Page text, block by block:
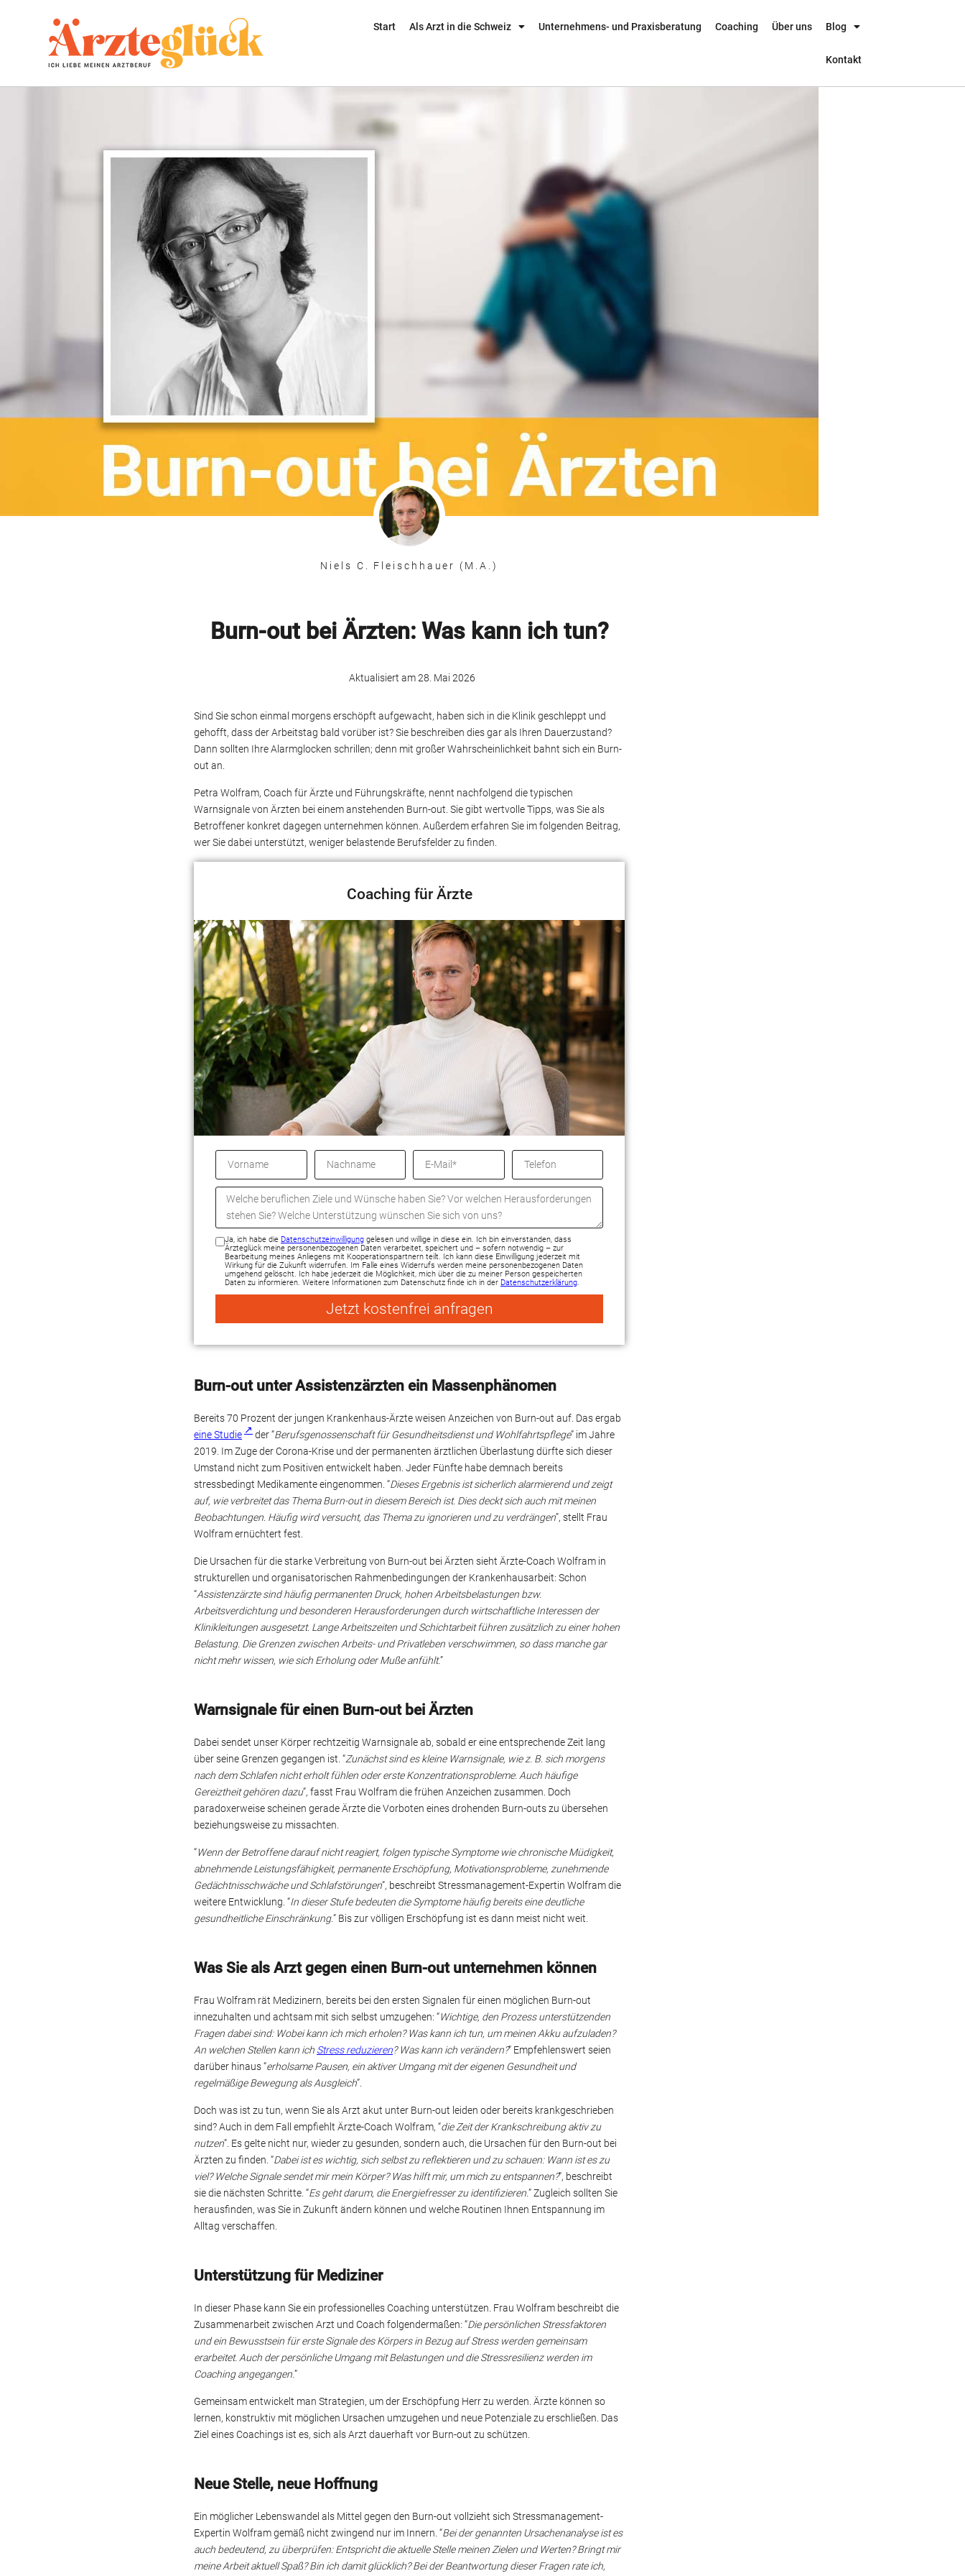
Start Als Arzt in die Schweiz Unternehmens- und Praxisberatung Coaching Über uns Blog
Kontakt
Niels C. Fleischhauer (M.A.)
Burn-out bei Ärzten: Was kann ich tun?
Aktualisiert am 28. Mai 2026
Sind Sie schon einmal morgens erschöpft aufgewacht, haben sich in die Klinik geschleppt und
gehofft, dass der Arbeitstag bald vorüber ist? Sie beschreiben dies gar als Ihren Dauerzustand?
Dann sollten Ihre Alarmglocken schrillen; denn mit großer Wahrscheinlichkeit bahnt sich ein Burn-
out an.
Petra Wolfram, Coach für Ärzte und Führungskräfte, nennt nachfolgend die typischen
Warnsignale von Ärzten bei einem anstehenden Burn-out. Sie gibt wertvolle Tipps, was Sie als
Betroffener konkret dagegen unternehmen können. Außerdem erfahren Sie im folgenden Beitrag,
wer Sie dabei unterstützt, weniger belastende Berufsfelder zu finden.
Coaching für Ärzte
Ja, ich habe die Datenschutzeinwilligung gelesen und willige in diese ein. Ich bin einverstanden, dass
Ärzteglück meine personenbezogenen Daten verarbeitet, speichert und – sofern notwendig – zur
Bearbeitung meines Anliegens mit Kooperationspartnern teilt. Ich kann diese Einwilligung jederzeit mit
Wirkung für die Zukunft widerrufen. Im Falle eines Widerrufs werden meine personenbezogenen Daten
umgehend gelöscht. Ich habe jederzeit die Möglichkeit, mich über die zu meiner Person gespeicherten
Daten zu informieren. Weitere Informationen zum Datenschutz finde ich in der Datenschutzerklärung.
Jetzt kostenfrei anfragen
Burn-out unter Assistenzärzten ein Massenphänomen
Bereits 70 Prozent der jungen Krankenhaus-Ärzte weisen Anzeichen von Burn-out auf. Das ergab
eine Studie
der “Berufsgenossenschaft für Gesundheitsdienst und Wohlfahrtspflege” im Jahre
2019. Im Zuge der Corona-Krise und der permanenten ärztlichen Überlastung dürfte sich dieser
Umstand nicht zum Positiven entwickelt haben. Jeder Fünfte habe demnach bereits
stressbedingt Medikamente eingenommen. “Dieses Ergebnis ist sicherlich alarmierend und zeigt
auf, wie verbreitet das Thema Burn-out in diesem Bereich ist. Dies deckt sich auch mit meinen
Beobachtungen. Häufig wird versucht, das Thema zu ignorieren und zu verdrängen”, stellt Frau
Wolfram ernüchtert fest.
Die Ursachen für die starke Verbreitung von Burn-out bei Ärzten sieht Ärzte-Coach Wolfram in
strukturellen und organisatorischen Rahmenbedingungen der Krankenhausarbeit: Schon
“Assistenzärzte sind häufig permanenten Druck, hohen Arbeitsbelastungen bzw.
Arbeitsverdichtung und besonderen Herausforderungen durch wirtschaftliche Interessen der
Klinikleitungen ausgesetzt. Lange Arbeitszeiten und Schichtarbeit führen zusätzlich zu einer hohen
Belastung. Die Grenzen zwischen Arbeits- und Privatleben verschwimmen, so dass manche gar
nicht mehr wissen, wie sich Erholung oder Muße anfühlt.”
Warnsignale für einen Burn-out bei Ärzten
Dabei sendet unser Körper rechtzeitig Warnsignale ab, sobald er eine entsprechende Zeit lang
über seine Grenzen gegangen ist. “Zunächst sind es kleine Warnsignale, wie z. B. sich morgens
nach dem Schlafen nicht erholt fühlen oder erste Konzentrationsprobleme. Auch häufige
Gereiztheit gehören dazu”, fasst Frau Wolfram die frühen Anzeichen zusammen. Doch
paradoxerweise scheinen gerade Ärzte die Vorboten eines drohenden Burn-outs zu übersehen
beziehungsweise zu missachten.
“Wenn der Betroffene darauf nicht reagiert, folgen typische Symptome wie chronische Müdigkeit,
abnehmende Leistungsfähigkeit, permanente Erschöpfung, Motivationsprobleme, zunehmende
Gedächtnisschwäche und Schlafstörungen”, beschreibt Stressmanagement-Expertin Wolfram die
weitere Entwicklung. “In dieser Stufe bedeuten die Symptome häufig bereits eine deutliche
gesundheitliche Einschränkung.” Bis zur völligen Erschöpfung ist es dann meist nicht weit.
Was Sie als Arzt gegen einen Burn-out unternehmen können
Frau Wolfram rät Medizinern, bereits bei den ersten Signalen für einen möglichen Burn-out
innezuhalten und achtsam mit sich selbst umzugehen: “Wichtige, den Prozess unterstützenden
Fragen dabei sind: Wobei kann ich mich erholen? Was kann ich tun, um meinen Akku aufzuladen?
An welchen Stellen kann ich Stress reduzieren? Was kann ich verändern?” Empfehlenswert seien
darüber hinaus “erholsame Pausen, ein aktiver Umgang mit der eigenen Gesundheit und
regelmäßige Bewegung als Ausgleich”.
Doch was ist zu tun, wenn Sie als Arzt akut unter Burn-out leiden oder bereits krankgeschrieben
sind? Auch in dem Fall empfiehlt Ärzte-Coach Wolfram, “die Zeit der Krankschreibung aktiv zu
nutzen”. Es gelte nicht nur, wieder zu gesunden, sondern auch, die Ursachen für den Burn-out bei
Ärzten zu finden. “Dabei ist es wichtig, sich selbst zu reflektieren und zu schauen: Wann ist es zu
viel? Welche Signale sendet mir mein Körper? Was hilft mir, um mich zu entspannen?”, beschreibt
sie die nächsten Schritte. “Es geht darum, die Energiefresser zu identifizieren.” Zugleich sollten Sie
herausfinden, was Sie in Zukunft ändern können und welche Routinen Ihnen Entspannung im
Alltag verschaffen.
Unterstützung für Mediziner
In dieser Phase kann Sie ein professionelles Coaching unterstützen. Frau Wolfram beschreibt die
Zusammenarbeit zwischen Arzt und Coach folgendermaßen: “Die persönlichen Stressfaktoren
und ein Bewusstsein für erste Signale des Körpers in Bezug auf Stress werden gemeinsam
erarbeitet. Auch der persönliche Umgang mit Belastungen und die Stressresilienz werden im
Coaching angegangen.”
Gemeinsam entwickelt man Strategien, um der Erschöpfung Herr zu werden. Ärzte können so
lernen, konstruktiv mit möglichen Ursachen umzugehen und neue Potenziale zu erschließen. Das
Ziel eines Coachings ist es, sich als Arzt dauerhaft vor Burn-out zu schützen.
Neue Stelle, neue Hoffnung
Ein möglicher Lebenswandel als Mittel gegen den Burn-out vollzieht sich Stressmanagement-
Expertin Wolfram gemäß nicht zwingend nur im Innern. “Bei der genannten Ursachenanalyse ist es
auch bedeutend, zu überprüfen: Entspricht die aktuelle Stelle meinen Zielen und Werten? Bringt mir
meine Arbeit aktuell Spaß? Bin ich damit glücklich? Bei der Beantwortung dieser Fragen rate ich,